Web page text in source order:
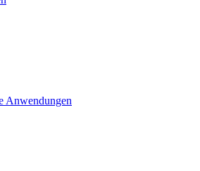
Anwendungen